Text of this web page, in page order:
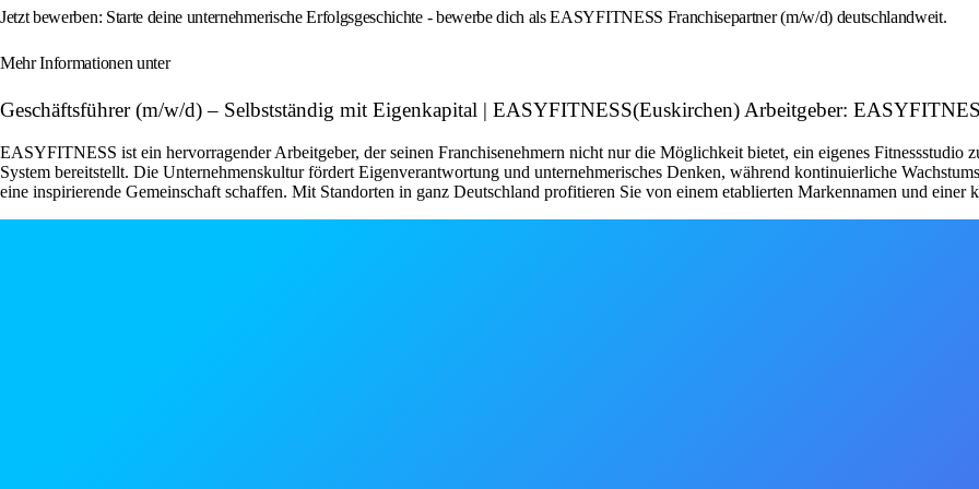
Jetzt bewerben: Starte deine unternehmerische Erfolgsgeschichte - bewerbe dich als EASYFITNESS Franchisepartner (m/w/d) deutschlandweit.
Mehr Informationen unter
Geschäftsführer (m/w/d) – Selbstständig mit Eigenkapital | EASYFITNESS(Euskirchen) Arbeitgeber:
EASYFITNESS ist ein hervorragender Arbeitgeber, der seinen Franchisenehmern nicht nur die Möglichkeit bietet, ein eigenes Fitnessstudio
System bereitstellt. Die Unternehmenskultur fördert Eigenverantwortung und unternehmerisches Denken, während kontinuierliche
eine inspirierende Gemeinschaft schaffen. Mit Standorten in ganz Deutschland profitieren Sie von einem etablierten Markennamen und